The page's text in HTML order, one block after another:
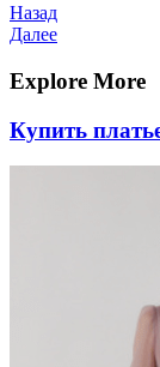
Навигация
по
записям
Предыдущая
запись
Назад
Следующая
Далее
Explore More
Купить